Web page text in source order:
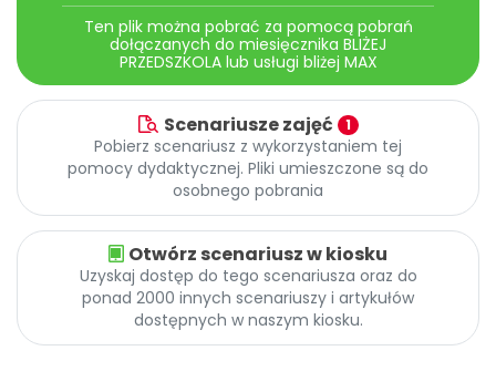
Ten plik można pobrać za pomocą pobrań
dołączanych do miesięcznika BLIŻEJ
PRZEDSZKOLA lub usługi bliżej MAX
Scenariusze zajęć 1
Pobierz scenariusz z wykorzystaniem tej
pomocy dydaktycznej. Pliki umieszczone są do
osobnego pobrania
Otwórz scenariusz w kiosku
Uzyskaj dostęp do tego scenariusza oraz do
ponad 2000 innych scenariuszy i artykułów
dostępnych w naszym kiosku.